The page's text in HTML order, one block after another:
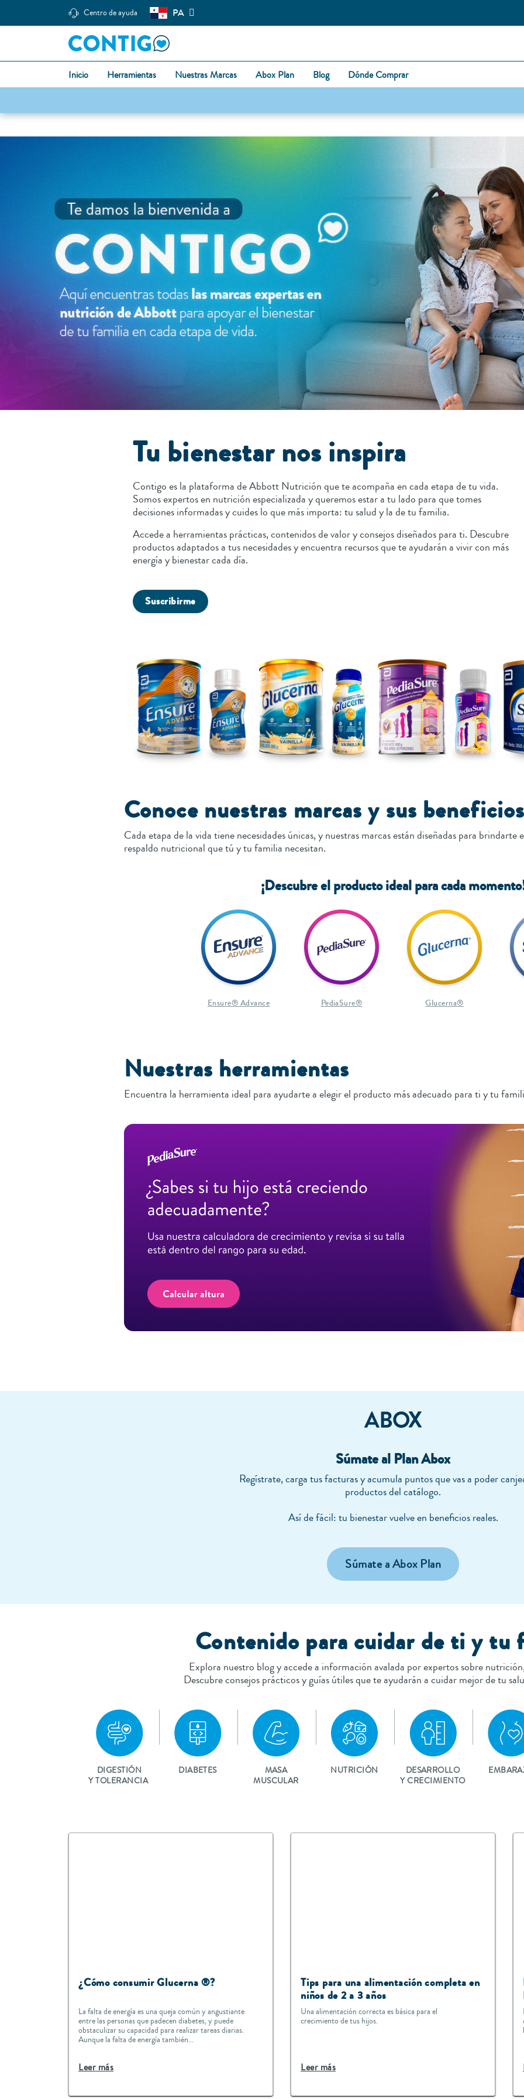
Centro de ayuda PA
Inicio Herramientas Nuestras Marcas Abox Plan Blog Dónde Comprar
Tu bienestar nos inspira
Contigo es la plataforma de Abbott Nutrición que te acompaña en cada etapa de tu vida.
Somos expertos en nutrición especializada y queremos estar a tu lado para que tomes
decisiones informadas y cuides lo que más importa: tu salud y la de tu familia.
Accede a herramientas prácticas, contenidos de valor y consejos diseñados para ti. Descubre
productos adaptados a tus necesidades y encuentra recursos que te ayudarán a vivir con más
energía y bienestar cada día.
Suscribirme
Conoce nuestras marcas y sus
Cada etapa de la vida tiene necesidades únicas, y nuestras marcas están diseñadas para brindarte
respaldo nutricional que tú y tu familia necesitan.
¡Descubre el producto ideal para cada
Ensure® Advance PediaSure® Glucerna®
Nuestras herramientas
Encuentra la herramienta ideal para ayudarte a elegir el producto más adecuado para ti y tu
Súmate al Plan Abox
Regístrate, carga tus facturas y acumula puntos que vas a poder
productos del catálogo.
Así de fácil: tu bienestar vuelve en beneficios reales.
Súmate a Abox Plan
Contenido para cuidar de ti y
Explora nuestro blog y accede a información avalada por expertos sobre
Descubre consejos prácticos y guías útiles que te ayudarán a cuidar mejor de tu
DIGESTIÓN
Y TOLERANCIA
DIABETES
MASA
MUSCULAR
NUTRICIÓN
DESARROLLO
Y CRECIMIENTO
¿Cómo consumir Glucerna ®?
La falta de energía es una queja común y angustiante
entre las personas que padecen diabetes, y puede
obstaculizar su capacidad para realizar tareas diarias.
Aunque la falta de energía también...
Leer más
Tips para una alimentación completa en
niños de 2 a 3 años
Una alimentación correcta es básica para el
crecimiento de tus hijos.
Leer más